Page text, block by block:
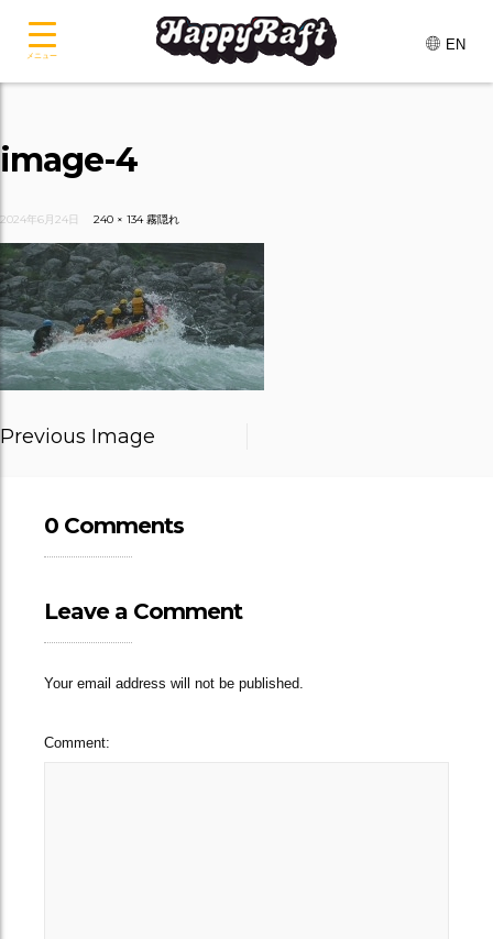
EN
image-4
2024年6月24日 240 × 134 霧隠れ
Previous Image
0 Comments
Leave a Comment
Your email address will not be published.
Comment:
メニュー